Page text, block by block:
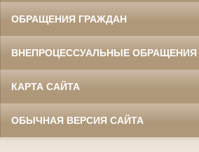
ОБРАЩЕНИЯ ГРАЖДАН
ВНЕПРОЦЕССУАЛЬНЫЕ ОБРАЩЕНИЯ
КАРТА САЙТА
ОБЫЧНАЯ ВЕРСИЯ САЙТА